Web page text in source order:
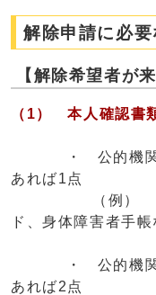
解除申請に必要
【解除希望者が
（1） 本人確認書
・ 公的機関が
あれば1点
（例） 運転免
ド、身体障害者手帳
・ 公的機関が
あれば2点